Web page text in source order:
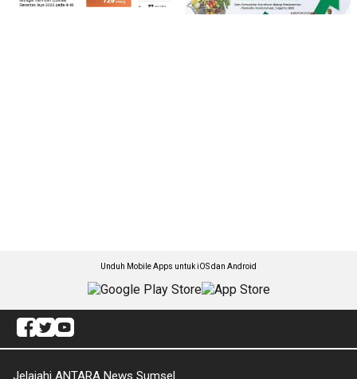
Unduh Mobile Apps untuk iOS dan Android
Jelajahi ANTARA News Sumsel